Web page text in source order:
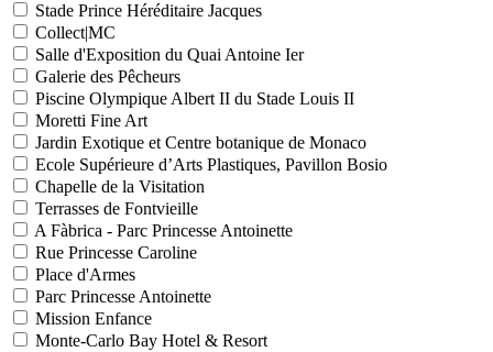
Stade Prince Héréditaire Jacques
Collect|MC
Salle d'Exposition du Quai Antoine Ier
Galerie des Pêcheurs
Piscine Olympique Albert II du Stade Louis II
Moretti Fine Art
Jardin Exotique et Centre botanique de Monaco
Ecole Supérieure d’Arts Plastiques, Pavillon Bosio
Chapelle de la Visitation
Terrasses de Fontvieille
A Fàbrica - Parc Princesse Antoinette
Rue Princesse Caroline
Place d'Armes
Parc Princesse Antoinette
Mission Enfance
Monte-Carlo Bay Hotel & Resort